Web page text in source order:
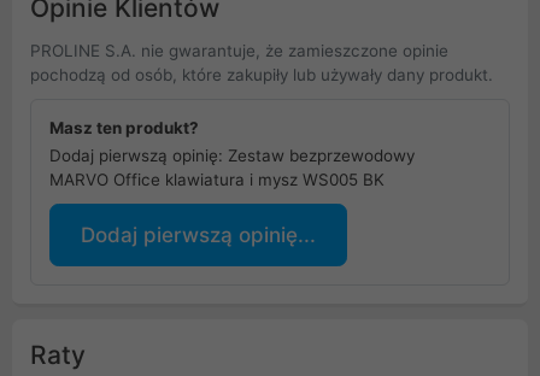
Opinie Klientów
PROLINE S.A. nie gwarantuje, że zamieszczone opinie
pochodzą od osób, które zakupiły lub używały dany produkt.
Masz ten produkt?
Dodaj pierwszą opinię: Zestaw bezprzewodowy
MARVO Office klawiatura i mysz WS005 BK
Dodaj pierwszą opinię...
Raty